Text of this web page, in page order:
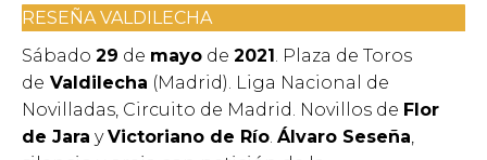
RESEÑA VALDILECHA
Sábado 29 de mayo de 2021 . Plaza de Toros
de Valdilecha (Madrid). Liga Nacional de
Novilladas, Circuito de Madrid. Novillos de Flor
de Jara yVictoriano de Río Álvaro Seseña